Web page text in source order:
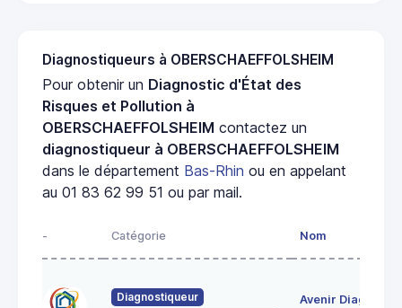
Diagnostiqueurs à OBERSCHAEFFOLSHEIM
Pour obtenir un Diagnostic d'État des
Risques et Pollution à
OBERSCHAEFFOLSHEIM contactez un
diagnostiqueur à OBERSCHAEFFOLSHEIM
dans le département Bas-Rhin ou en appelant
au 01 83 62 99 51 ou par mail.
- Catégorie Nom
Diagnostiqueur
Avenir Diag